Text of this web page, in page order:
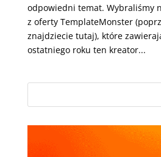
odpowiedni temat. Wybraliśmy
z oferty TemplateMonster
znajdziecie tutaj), które
ostatniego roku ten kreator...